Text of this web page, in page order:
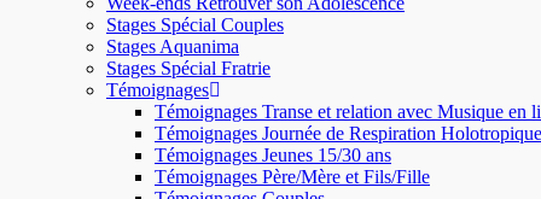
Stages Spécial Couples
Stages Aquanima
Stages Spécial Fratrie
Témoignages
Témoignages Transe et relation avec Musique en
Témoignages Journée de Respiration Holotropique
Témoignages Jeunes 15/30 ans
Témoignages Père/Mère et Fils/Fille